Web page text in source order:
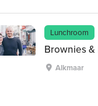
Lunchroom
Alkmaar